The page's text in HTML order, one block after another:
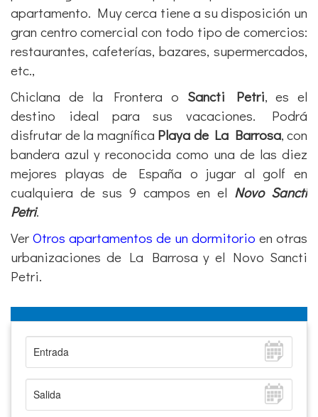
apartamento. Muy cerca tiene a su disposición un
gran centro comercial con todo tipo de comercios:
restaurantes, cafeterías, bazares, supermercados,
etc.,
Chiclana de la Frontera o Sancti Petri, es el
destino ideal para sus vacaciones. Podrá
disfrutar de la magnífica Playa de La Barrosa, con
bandera azul y reconocida como una de las diez
mejores playas de España o jugar al golf en
cualquiera de sus 9 campos en el Novo Sancti
Petri.
Ver Otros apartamentos de un dormitorio en otras
urbanizaciones de La Barrosa y el Novo Sancti
Petri.